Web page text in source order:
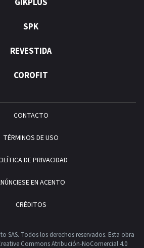
GIKPLUS
SPK
REVESTIDA
COROFIT
CONTACTO
TÉRMINOS DE USO
DE PRIVACIDAD
EN ACENTO
CRÉDITOS
SAS. Todos los derechos reservados. Esta obra
Commons Atribución-NoComercial 4.0